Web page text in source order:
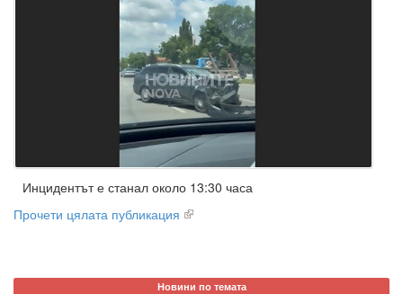
Инцидентът е станал около 13:30 часа
Прочети цялата публикация
Новини по темата